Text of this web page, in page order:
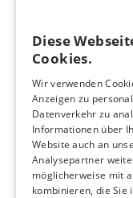
UTOPIA RESORT
Yummy Burger
Meisterhand
Diese
Cookies.
Wir verwenden
Anzeigen zu
Datenverkehr zu
Informationen über
Website auch an
Analysepartner
möglicherweise mit
kombinieren, die